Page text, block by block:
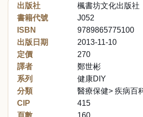
出版社
楓書坊文化出版社
書籍代號
J052
ISBN
9789865775100
出版日期
2013-11-10
定價
270
譯者
鄭世彬
系列
健康DIY
分類
醫療保健> 疾病百
CIP
415
頁數
160